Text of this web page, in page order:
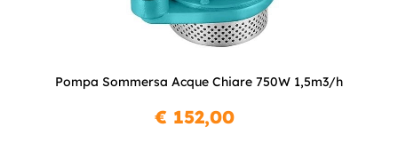
Pompa Sommersa Acque Chiare 750W 1,5m3/h
€ 152,00